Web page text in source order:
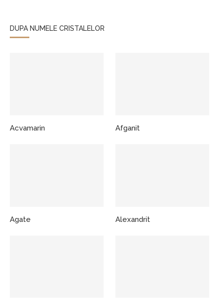
DUPA NUMELE CRISTALELOR
Acvamarin Afganit
Agate Alexandrit